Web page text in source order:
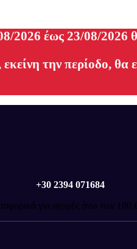
2026 έως 23/08/2026
την περίοδο,
+30 2394 071684
για αγορές άνω των 100